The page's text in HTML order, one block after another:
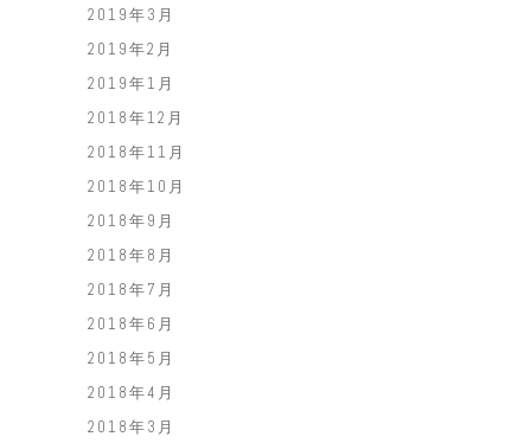
2019年3月
2019年2月
2019年1月
2018年12月
2018年11月
2018年10月
2018年9月
2018年8月
2018年7月
2018年6月
2018年5月
2018年4月
2018年3月